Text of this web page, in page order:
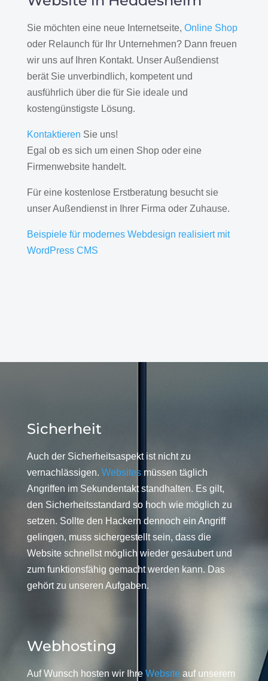
Sie möchten eine neue Internetseite, Online Shop
oder Relaunch für Ihr Unternehmen? Dann freuen
wir uns auf Ihren Kontakt. Unser Außendienst
berät Sie unverbindlich, kompetent und
ausführlich über die für Sie ideale und
kostengünstigste Lösung.
Kontaktieren Sie uns!
Egal ob es sich um einen Shop oder eine
Firmenwebsite handelt.
Für eine kostenlose Erstberatung besucht sie
unser Außendienst in Ihrer Firma oder Zuhause.
Beispiele für modernes Webdesign realisiert mit
WordPress CMS
Sicherheit
Auch der Sicherheitsaspekt ist nicht zu
vernachlässigen. Websitesmüssen täglich
Angriffen im Sekundentakt standhalten. Es gilt,
den Sicherheitsstandard so hoch wie möglich zu
setzen. Sollte den Hackern dennoch ein Angriff
gelingen, muss sichergestellt sein, dass die
Website schnellst möglich wieder gesäubert und
zum funktionsfähig gemacht werden kann. Das
gehört zu unseren Aufgaben.
Webhosting
Auf Wunsch hosten wir Ihre Website auf unserem